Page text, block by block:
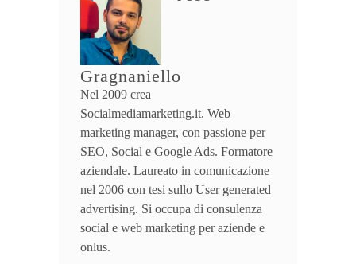
Gragnaniello
Nel 2009 crea
Socialmediamarketing.it. Web
marketing manager, con passione per
SEO, Social e Google Ads. Formatore
aziendale. Laureato in comunicazione
nel 2006 con tesi sullo User generated
advertising. Si occupa di consulenza
social e web marketing per aziende e
onlus.